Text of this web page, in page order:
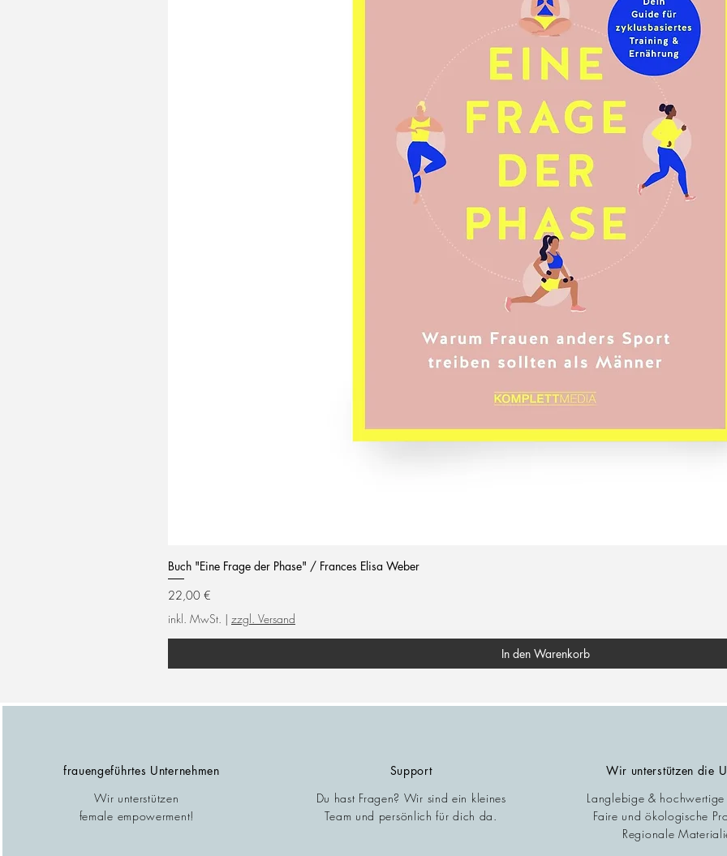
Buch "Eine Frage der Phase" / Frances Elisa Weber
Preis
22,00 €
inkl. MwSt. | zzgl. Versand
In den Warenkorb
frauengeführtes Unternehmen
Wir unterstützen
female empowerment!
Support
Du hast Fragen? Wir sind ein kleines
Team und persönlich für dich da.
Wir unterstützen die
Langlebige &
Faire und ökologische
Regionale